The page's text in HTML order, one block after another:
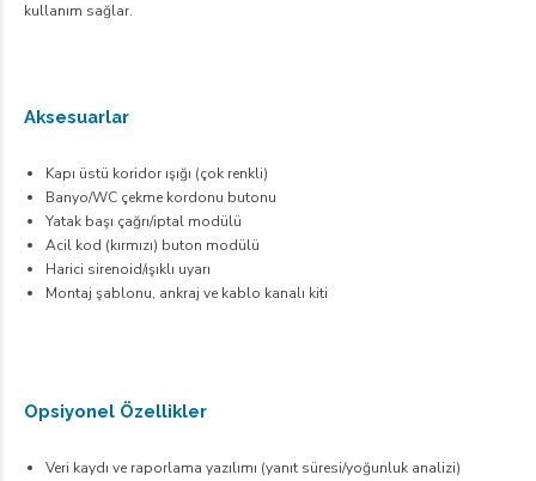
kullanım sağlar.
Aksesuarlar
Kapı üstü koridor ışığı (çok renkli)
Banyo/WC çekme kordonu butonu
Yatak başı çağrı/iptal modülü
Acil kod (kırmızı) buton modülü
Harici sirenoid/ışıklı uyarı
Montaj şablonu, ankraj ve kablo kanalı kiti
Opsiyonel Özellikler
Veri kaydı ve raporlama yazılımı (yanıt süresi/yoğunluk analizi)